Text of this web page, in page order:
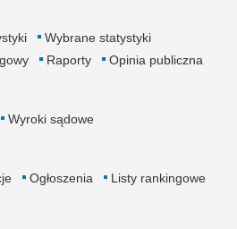
Wybrane statystyki
Raporty Opinia publiczna
Wyroki sądowe
Ogłoszenia
Listy rankingowe